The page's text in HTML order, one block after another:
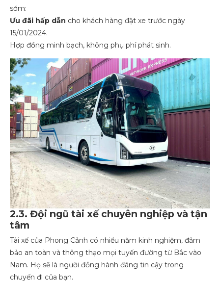
sớm:
Ưu đãi hấp dẫn cho khách hàng đặt xe trước ngày
15/01/2024.
Hợp đồng minh bạch, không phụ phí phát sinh.
2.3. Đội ngũ tài xế chuyên nghiệp và tận
tâm
Tài xế của Phong Cảnh có nhiều năm kinh nghiệm, đảm
bảo an toàn và thông thạo mọi tuyến đường từ Bắc vào
Nam. Họ sẽ là người đồng hành đáng tin cậy trong
chuyến đi của bạn.